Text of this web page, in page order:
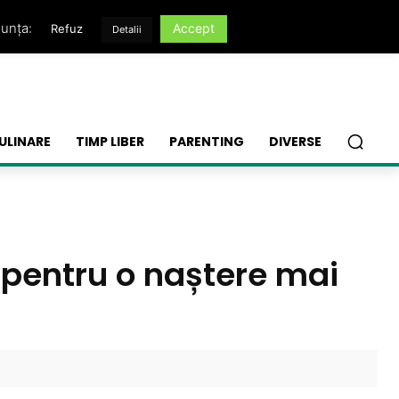
TIMP LIBER PARENTING DIVERSE
o naștere mai
Refuz Detalii Accept